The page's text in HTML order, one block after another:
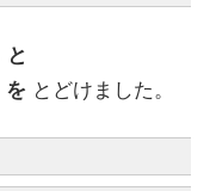
と
を とどけました。